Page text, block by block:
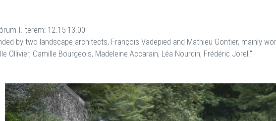
I. terem: 12.15-13.00
by two landscape architects, François Vadepied and Mathieu Gontier, mainly
Ollivier, Camille Bourgeois, Madeleine Accarain, Léa Nourdin, Frédéric Jorel."